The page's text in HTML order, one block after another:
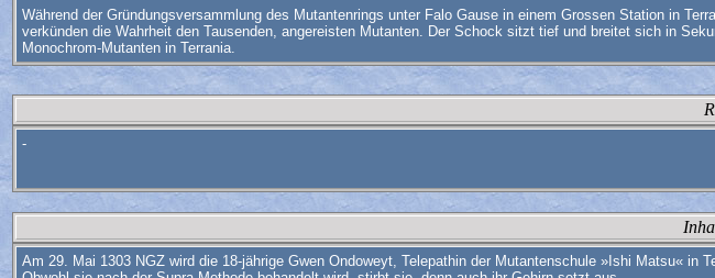
Während der Gründungsversammlung des Mutantenrings unter Falo Gause in einem Grossen Station in
verkünden die Wahrheit den Tausenden, angereisten Mutanten. Der Schock sitzt tief und breitet sich in
Monochrom-Mutanten in Terrania.
-
Am 29. Mai 1303 NGZ wird die 18-jährige Gwen Ondoweyt, Telepathin der Mutantenschule »Ishi Matsu«